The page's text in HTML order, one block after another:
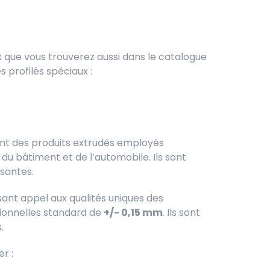
que vous trouverez aussi dans le catalogue
profilés spéciaux :
des produits extrudés employés
bâtiment et de l’automobile. Ils sont
appel aux qualités uniques des
standard de +/- 0,15 mm. Ils sont
: